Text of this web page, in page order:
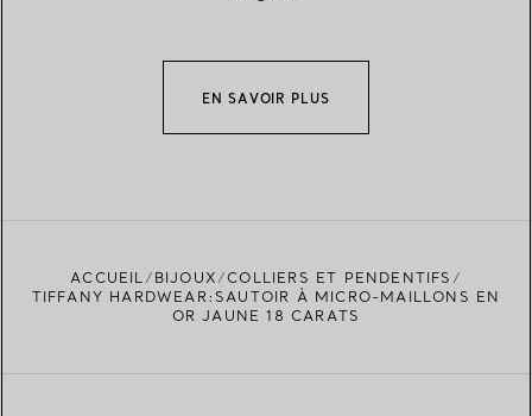
EN SAVOIR PLUS
ACCUEIL BIJOUX
COLLIERS ET PENDENTIFS
TIFFANY HARDWEAR:SAUTOIR À MICRO-MAILLONS EN
OR JAUNE 18 CARATS